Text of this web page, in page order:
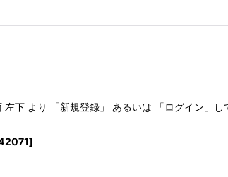
登録」 あるいは 「ログイン」して頂
]